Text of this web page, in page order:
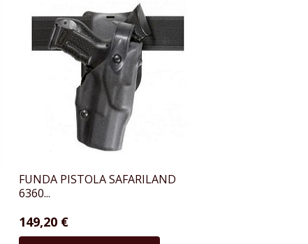
FUNDA PISTOLA SAFARILAND
6360...
149,20 €